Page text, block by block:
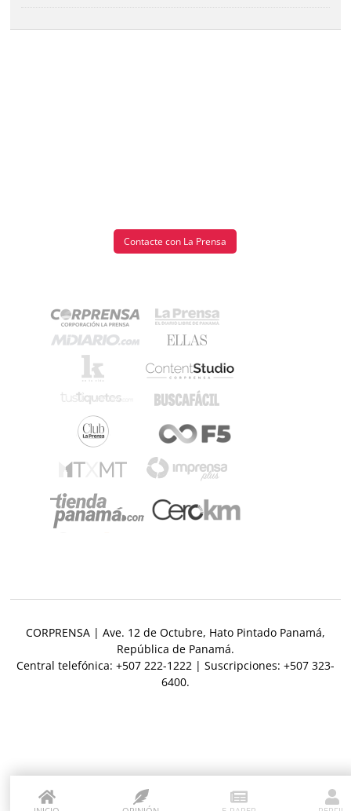
Contacte con La Prensa
CORPRENSA | Ave. 12 de Octubre, Hato Pintado Panamá,
República de Panamá.
Central telefónica: +507 222-1222 | Suscripciones: +507 323-
6400.